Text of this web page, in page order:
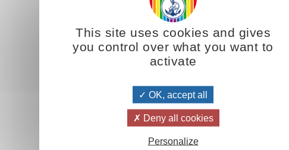
La Pierre Précieuse - Le trésor caché
L’auteur nous montre
règne minéral, miroirs de
la vie divine, peuvent être
utilisées comme moyens
d’élévation...
This site uses cookies and gives
you control over what you want to
activate
OK, accept all
Deny all cookies
Personalize